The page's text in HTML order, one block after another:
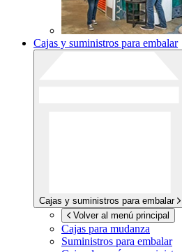
Cajas y suministros para embalar
Cajas y suministros para embalar
Volver al menú principal
Cajas para mudanza
Suministros para embalar